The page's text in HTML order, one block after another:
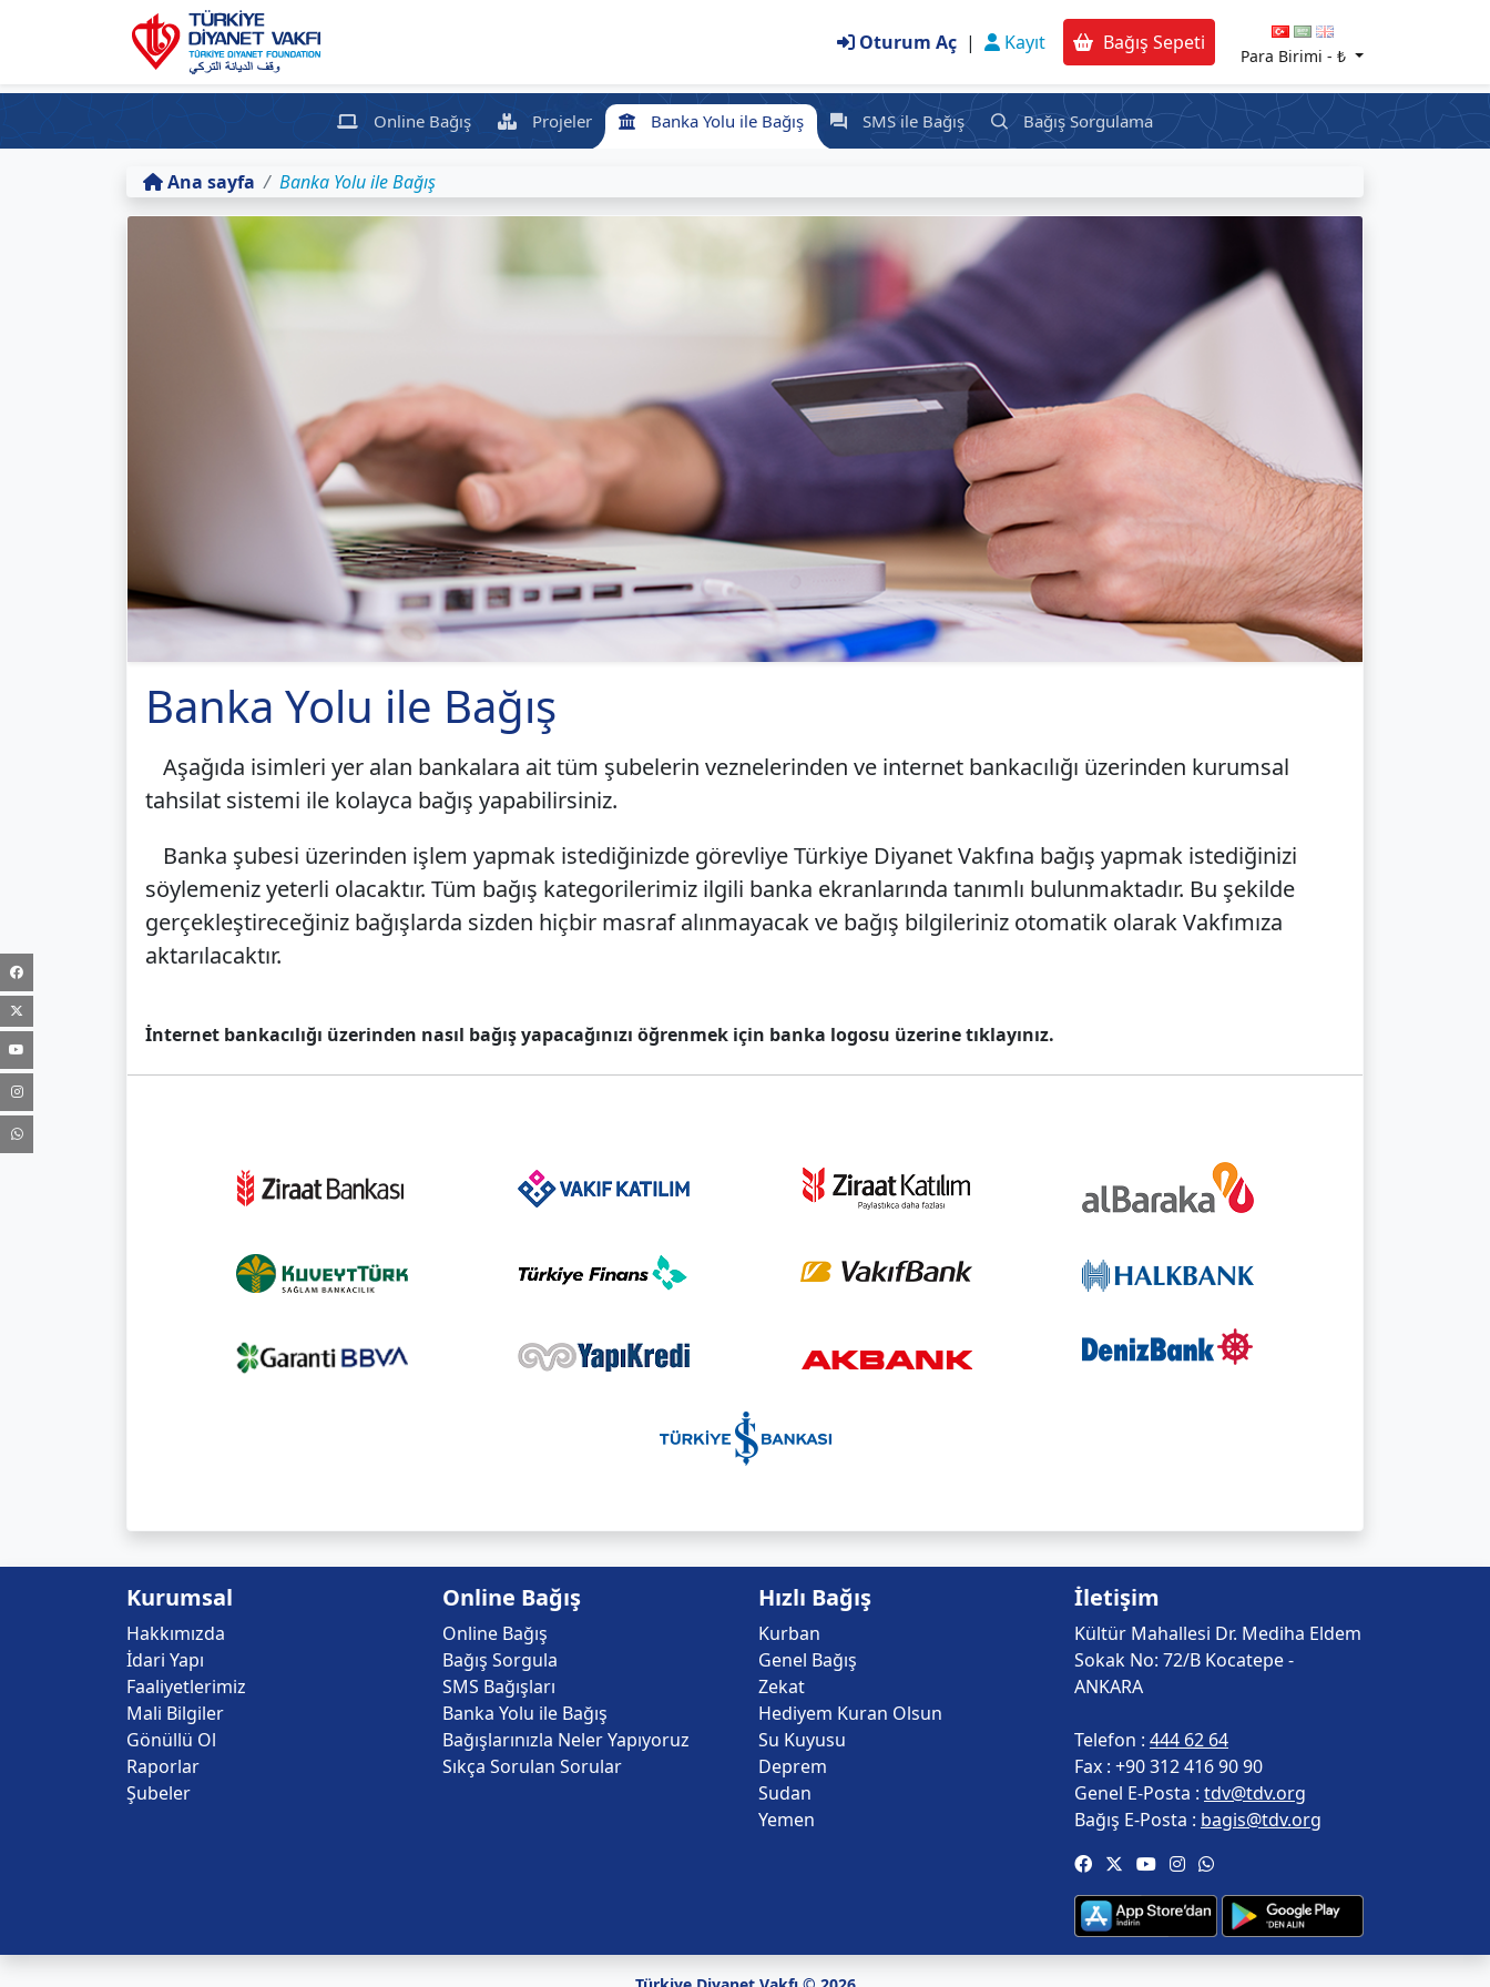
Oturum Aç | Kayıt Bağış Sepeti
Para Birimi -₺
Online Bağış Projeler Banka Yolu ile Bağış SMS ile Bağış Bağış Sorgulama
Ana sayfa Banka Yolu ile Bağış
Banka Yolu ile Bağış
Aşağıda isimleri yer alan bankalara ait tüm şubelerin veznelerinden ve internet bankacılığı üzerinden kurumsal
tahsilat sistemi ile kolayca bağış yapabilirsiniz.
Banka şubesi üzerinden işlem yapmak istediğinizde görevliye Türkiye Diyanet Vakfına bağış yapmak istediğinizi
söylemeniz yeterli olacaktır. Tüm bağış kategorilerimiz ilgili banka ekranlarında tanımlı bulunmaktadır. Bu şekilde
gerçekleştireceğiniz bağışlarda sizden hiçbir masraf alınmayacak ve bağış bilgileriniz otomatik olarak Vakfımıza
aktarılacaktır.
İnternet bankacılığı üzerinden nasıl bağış yapacağınızı öğrenmek için banka logosu üzerine tıklayınız.
Kurumsal
Hakkımızda
İdari Yapı
Faaliyetlerimiz
Mali Bilgiler
Gönüllü Ol
Raporlar
Şubeler
Online Bağış
Online Bağış
Bağış Sorgula
SMS Bağışları
Banka Yolu ile Bağış
Bağışlarınızla Neler Yapıyoruz
Sıkça Sorulan Sorular
Hızlı Bağış
Kurban
Genel Bağış
Zekat
Hediyem Kuran Olsun
Su Kuyusu
Deprem
Sudan
Yemen
İletişim
Kültür Mahallesi Dr. Mediha Eldem
Sokak No: 72/B Kocatepe -
ANKARA
Telefon : 444 62 64
Fax : +90 312 416 90 90
Genel E-Posta : tdv@tdv.org
Bağış E-Posta : bagis@tdv.org